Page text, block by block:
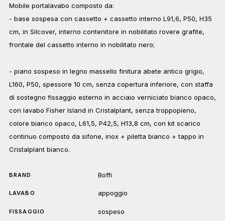
Mobile portalavabo composto da:
- base sospesa con cassetto + cassetto interno L91,6, P50, H35
cm, in Silcover, interno contenitore in nobilitato rovere grafite,
frontale del cassetto interno in nobilitato nero;
- piano sospeso in legno massello finitura abete antico grigio,
L160, P50, spessore 10 cm, senza copertura inferiore, con staffa
di sostegno fissaggio esterno in acciaio verniciato bianco opaco,
con lavabo Fisher Island in Cristalplant, senza troppopieno,
colore bianco opaco, L61,5, P42,5, H13,8 cm, con kit scarico
continuo composto da sifone, inox + piletta bianco + tappo in
Cristalplant bianco.
BRAND Boffi
LAVABO appoggio
FISSAGGIO sospeso